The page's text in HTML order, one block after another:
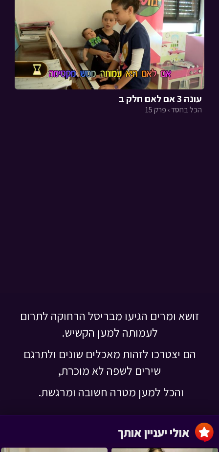
עונה 3 אם לאם חלק ב
הכל בחסד › פרק 15
זושא ומרים הגיעו מבריסל הרחוקה לתרום
לעמותה למען הקשיש.
הם יצטרכו לזהות מאכלים שונים ולתרגם
שירים לשפה לא מוכרת,
והכל למען מטרה חשובה ומרגשת.